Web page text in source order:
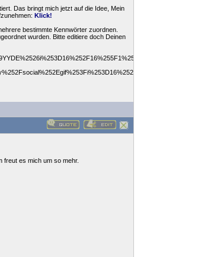
Das bringt mich jetzt auf die Idee, Mein
Klick!
bestimmte Kennwörter zuordnen.
wurden. Bitte editiere doch Deinen
image.gif[/
freut es mich um so mehr.